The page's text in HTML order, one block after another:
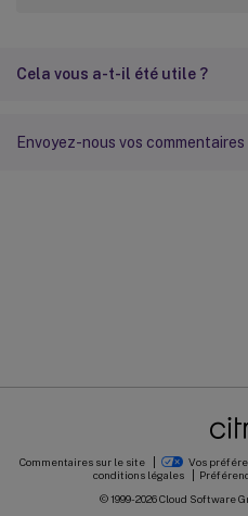
Cela vous a-t-il été utile ?
Envoyez-nous vos commentaires
Commentaires sur le site Vos
conditions légales
© 1999-2026Cloud Software